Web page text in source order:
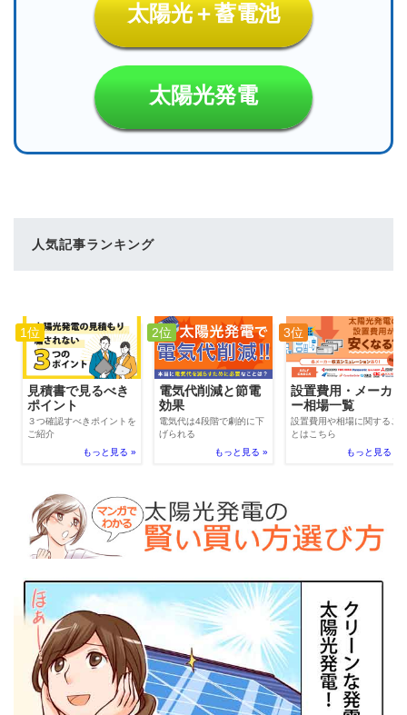
太陽光＋蓄電池
太陽光発電
人気記事ランキング
1位
見積書で見るべき
ポイント
３つ確認すべきポイントを
ご紹介
もっと見る »
2位
電気代削減と節電
効果
電気代は4段階で劇的に下
げられる
もっと見る »
3位
設置費用・メーカ
ー相場一覧
設置費用や相場に関するこ
とはこちら
もっと見る »